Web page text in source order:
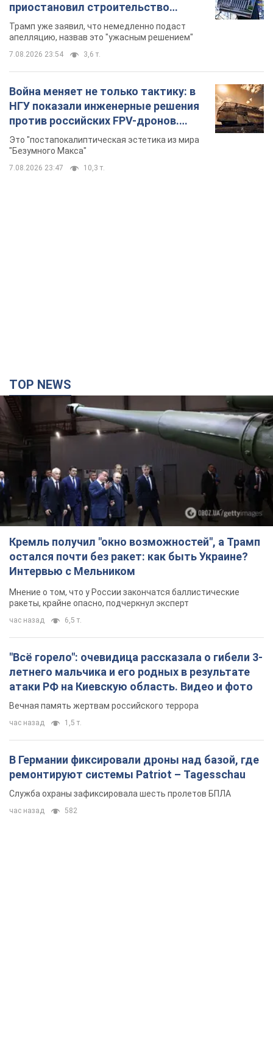
приостановил строительство
бального зала стоимостью 400 млн
долларов
Трамп уже заявил, что немедленно подаст
апелляцию, назвав это "ужасным решением"
7.08.2026 23:54 3,6 т.
Война меняет не только тактику: в
НГУ показали инженерные решения
против российских FPV-дронов.
Фото
Это "постапокалиптическая эстетика из мира
"Безумного Макса"
7.08.2026 23:47 10,3 т.
TOP NEWS
Кремль получил "окно возможностей", а Трамп
остался почти без ракет: как быть Украине?
Интервью с Мельником
Мнение о том, что у России закончатся баллистические
ракеты, крайне опасно, подчеркнул эксперт
час назад 6,5 т.
"Всё горело": очевидица рассказала о гибели 3-
летнего мальчика и его родных в результате
атаки РФ на Киевскую область. Видео и фото
Вечная память жертвам российского террора
час назад 1,5 т.
В Германии фиксировали дроны над базой, где
ремонтируют системы Patriot – Tagesschau
Служба охраны зафиксировала шесть пролетов БПЛА
час назад 582